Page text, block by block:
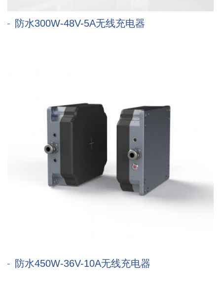
防水300W-48V-5A无线充电器
防水450W-36V-10A无线充电器